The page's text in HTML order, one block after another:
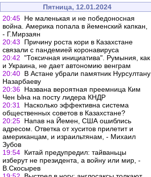
Пятница, 12.01.2024
20:45 Не маленькая и не победоносная
война. Америка попала в йеменский капкан,
- Г.Мирзаян
20:43
Причину роста кори в Казахстане
связали с пандемией коронавируса
20:42 "Токсичная инициатива". Румыния, как
и Украина, не дает автономию венграм
20:40 В Астане убрали памятник Нурсултану
Назарбаеву
20:36 Названа вероятная преемница Ким
Чен Ына на посту лидера КНДР
20:31
Насколько эффективна система
общественных советов в Казахстане?
20:25 Напав на Йемен, США ошиблись
адресом. Ответка от хуситов прилетит и
американцам, и израильтянам, - Михаил
Зубов
19:54 Китай предупредил: тайваньцы
изберут не президента, а войну или мир, -
В.Скосырев